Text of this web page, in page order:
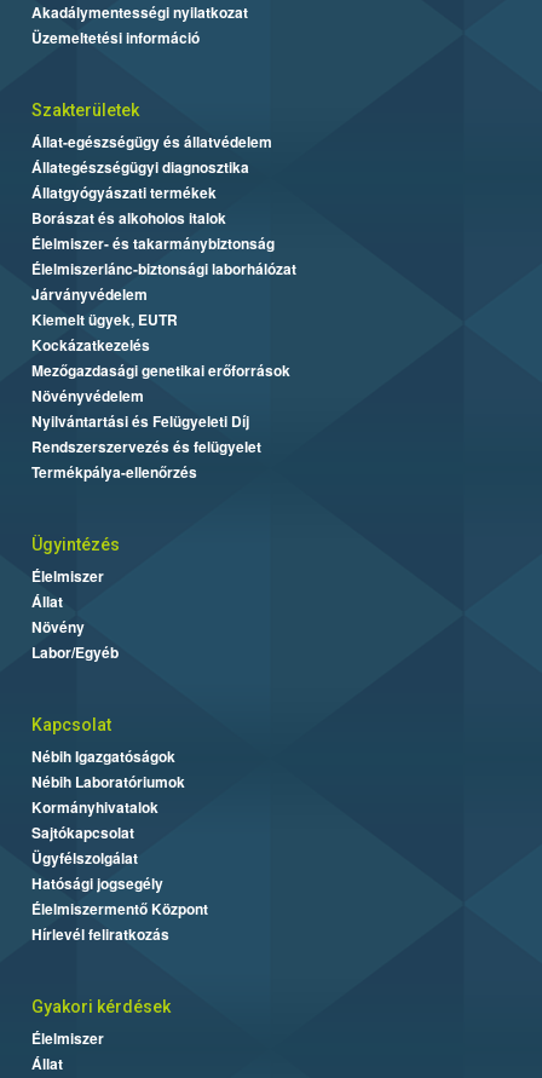
Akadálymentességi nyilatkozat
Üzemeltetési információ
Szakterületek
Állat-egészségügy és állatvédelem
Állategészségügyi diagnosztika
Állatgyógyászati termékek
Borászat és alkoholos italok
Élelmiszer- és takarmánybiztonság
Élelmiszerlánc-biztonsági laborhálózat
Járványvédelem
Kiemelt ügyek, EUTR
Kockázatkezelés
Mezőgazdasági genetikai erőforrások
Növényvédelem
Nyilvántartási és Felügyeleti Díj
Rendszerszervezés és felügyelet
Termékpálya-ellenőrzés
Ügyintézés
Élelmiszer
Állat
Növény
Labor/Egyéb
Kapcsolat
Nébih Igazgatóságok
Nébih Laboratóriumok
Kormányhivatalok
Sajtókapcsolat
Ügyfélszolgálat
Hatósági jogsegély
Élelmiszermentő Központ
Hírlevél feliratkozás
Gyakori kérdések
Élelmiszer
Állat